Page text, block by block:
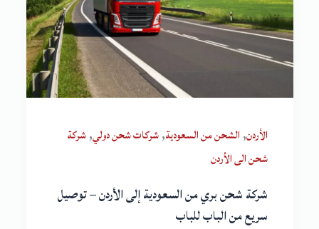
الأردن, الشحن من السعودية,شركات شحن دولي,شركة
شحن الى الأردن
شركة شحن بري من السعودية إلى الأردن – توصيل
سريع من الباب للباب